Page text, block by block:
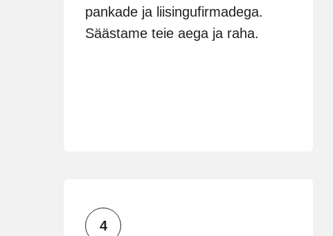
pankade ja liisingufirmadega.
Säästame teie aega ja raha.